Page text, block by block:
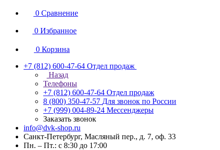
0 Сравнение
0 Избранное
0 Корзина
+7 (812) 600-47-64 Отдел продаж
Назад
Телефоны
+7 (812) 600-47-64 Отдел продаж
8 (800) 350-47-57 Для звонок по России
+7 (999) 004-89-24 Мессенджеры
Заказать звонок
info@dvk-shop.ru
Санкт-Петербург, Масляный пер., д. 7, оф. 33
Пн. – Пт.: с 8:30 до 17:00